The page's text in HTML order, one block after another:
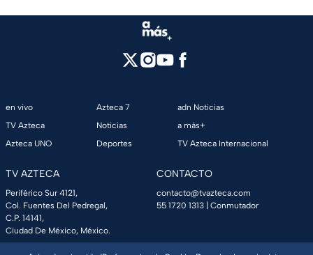
en vivo
TV Azteca
Azteca UNO
Azteca 7
Noticias
Deportes
adn Noticias
a más+
TV Azteca Internacional
TV AZTECA
Periférico Sur 4121,
Col. Fuentes Del Pedregal,
C.P. 14141,
Ciudad De México, México.
CONTACTO
contacto@tvazteca.com
55 1720 1313 | Conmutador